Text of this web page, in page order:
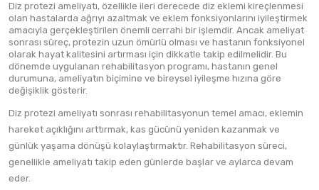
Diz protezi ameliyatı, özellikle ileri derecede diz eklemi kireçlenmesi
olan hastalarda ağrıyı azaltmak ve eklem fonksiyonlarını iyileştirmek
amacıyla gerçekleştirilen önemli cerrahi bir işlemdir. Ancak ameliyat
sonrası süreç, protezin uzun ömürlü olması ve hastanın fonksiyonel
olarak hayat kalitesini artırması için dikkatle takip edilmelidir. Bu
dönemde uygulanan rehabilitasyon programı, hastanın genel
durumuna, ameliyatın biçimine ve bireysel iyileşme hızına göre
değişiklik gösterir.
Diz protezi ameliyatı sonrası rehabilitasyonun temel amacı, eklemin
hareket açıklığını arttırmak, kas gücünü yeniden kazanmak ve
günlük yaşama dönüşü kolaylaştırmaktır. Rehabilitasyon süreci,
genellikle ameliyatı takip eden günlerde başlar ve aylarca devam
eder.